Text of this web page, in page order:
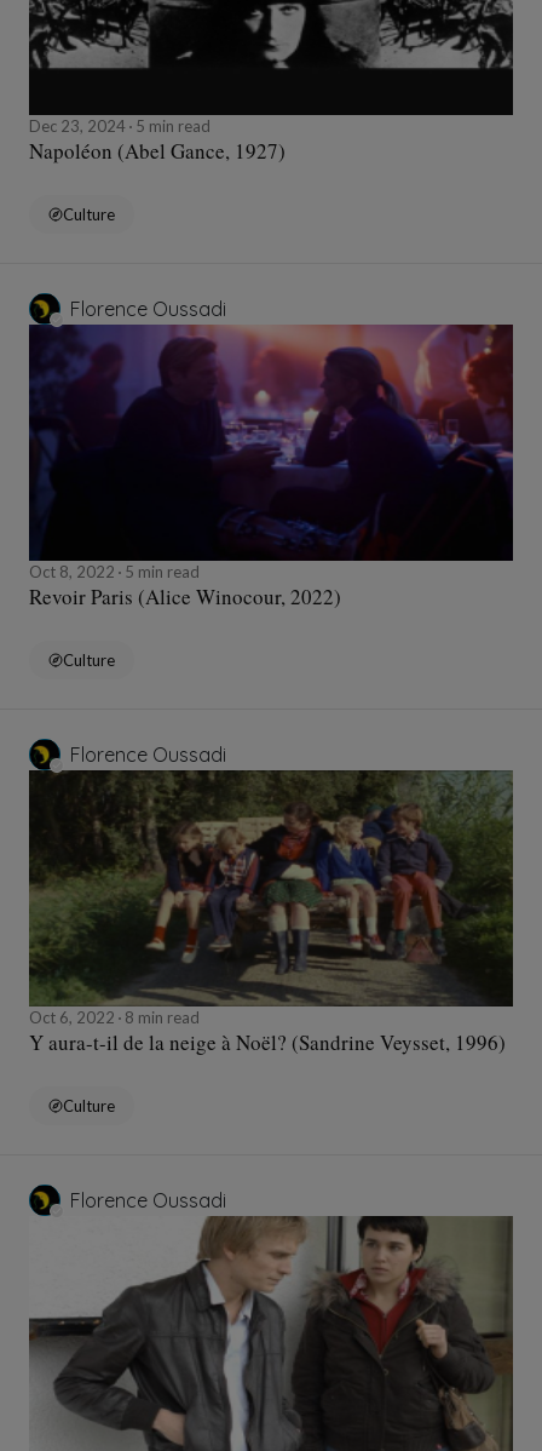
Dec 23, 2024 5 min read
Napoléon (Abel Gance, 1927)
Culture
Florence Oussadi
Oct 8, 2022 5 min read
Revoir Paris (Alice Winocour, 2022)
Culture
Florence Oussadi
Oct 6, 2022 8 min read
Y aura-t-il de la neige à Noël? (Sandrine Veysset, 1996)
Culture
Florence Oussadi